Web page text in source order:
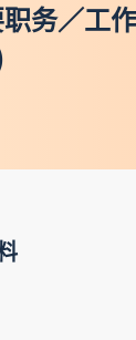
务／工